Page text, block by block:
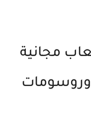
أفضل 5 ألعاب مجانية
وروسومات